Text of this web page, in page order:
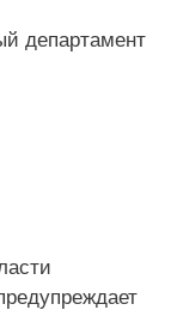
департамент